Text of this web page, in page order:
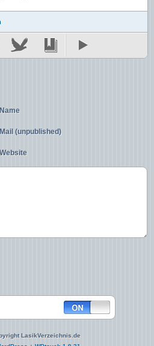
Name
Mail (unpublished)
Website
LasikVerzeichnis.de